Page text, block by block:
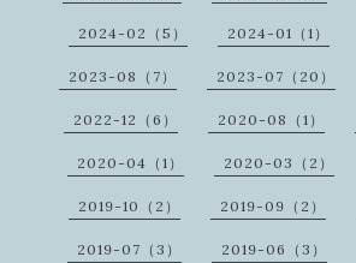
2024-02（5） 2024-01（1）
2023-08（7） 2023-07（20）
2022-12（6） 2020-08（1）
2020-04（1） 2020-03（2）
2019-10（2） 2019-09（2）
2019-07（3） 2019-06（3）